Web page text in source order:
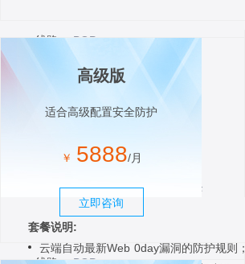
线路：BGP
防护域名数：10
DDoS流量攻击防护：
DDoS流量黑洞解封时间：
自定义精准访问控制规则数：
0条
套餐说明:
云端自动最新Web 0day漏洞的防护规则；
高级版
适合高级配置安全防护
￥ 5888/月
立即咨询